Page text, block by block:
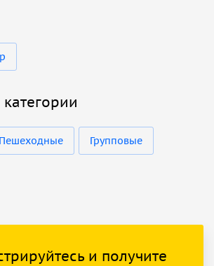
Пешеходные Групповые
и получите